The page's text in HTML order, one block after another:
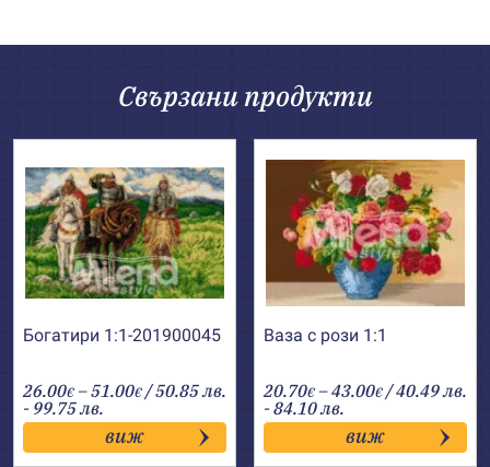
Свързани продукти
Богатири 1:1-201900045
26.00€ –51.00€Price
range:
26.00€
through
51.00€
/ 50.85 лв.
- 99.75 лв.
виж
Ваза с рози 1:1
20.70€ –43.00€Price
range:
20.70€
through
43.00€
/ 40.49 лв.
- 84.10 лв.
виж